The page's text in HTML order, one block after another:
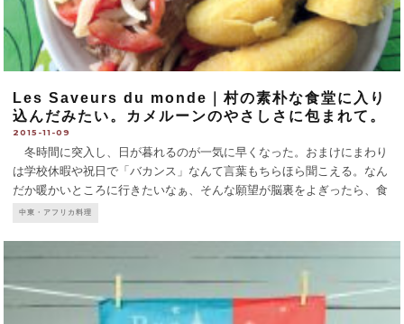
Les Saveurs du monde｜村の素朴な食堂に入り
込んだみたい。カメルーンのやさしさに包まれて。
2015-11-09
冬時間に突入し、日が暮れるのが一気に早くなった。おまけにまわり
は学校休暇や祝日で「バカンス」なんて言葉もちらほら聞こえる。なん
だか暖かいところに行きたいなぁ、そんな願望が脳裏をよぎったら、食
事による異国情緒を味わうのが一番手っ取り早い。 「世界の味」とい
中東・アフリカ料理